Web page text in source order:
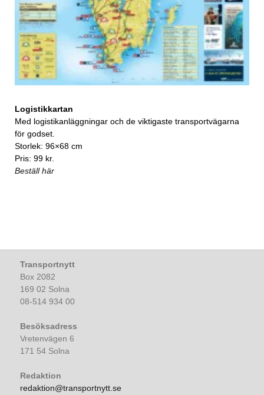
Logistikkartan
Med logistikanläggningar och de viktigaste transportvägarna
för godset.
Storlek: 96×68 cm
Pris: 99 kr.
Beställ här
Transportnytt
Box 2082
169 02 Solna
08-514 934 00
Besöksadress
Vretenvägen 6
171 54 Solna
Redaktion
redaktion@transportnytt.se